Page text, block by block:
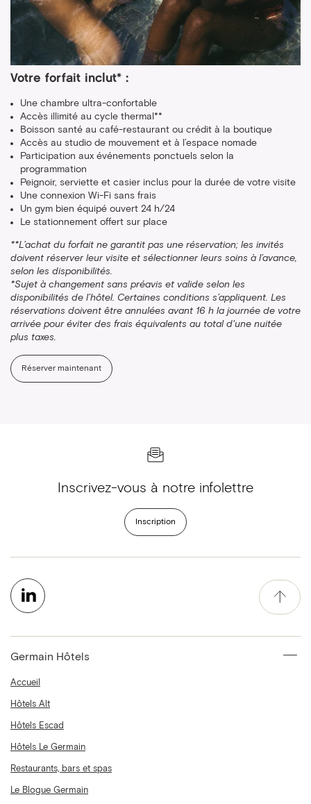
Votre forfait inclut* :
Une chambre ultra-confortable
Accès illimité au cycle thermal**
Boisson santé au café-restaurant ou crédit à la boutique
Accès au studio de mouvement et à l’espace nomade
Participation aux événements ponctuels selon la
programmation
Peignoir, serviette et casier inclus pour la durée de votre visite
Une connexion Wi-Fi sans frais
Un gym bien équipé ouvert 24 h/24
Le stationnement offert sur place
**L’achat du forfait ne garantit pas une réservation; les invités
doivent réserver leur visite et sélectionner leurs soins à l’avance,
selon les disponibilités.
*Sujet à changement sans préavis et valide selon les
disponibilités de l’hôtel. Certaines conditions s’appliquent. Les
réservations doivent être annulées avant 16 h la journée de votre
arrivée pour éviter des frais équivalents au total d'une nuitée
plus taxes.
Réserver maintenant
Inscrivez-vous à notre infolettre
Inscription
Germain Hôtels
Accueil
Hôtels Alt
Hôtels Escad
Hôtels Le Germain
Restaurants, bars et spas
Le Blogue Germain